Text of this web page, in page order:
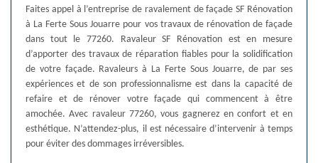
Faites appel à l’entreprise de ravalement de façade SF Rénovation
à La Ferte Sous Jouarre pour vos travaux de rénovation de façade
dans tout le 77260. Ravaleur SF Rénovation est en mesure
d’apporter des travaux de réparation fiables pour la solidification
de votre façade. Ravaleurs à La Ferte Sous Jouarre, de par ses
expériences et de son professionnalisme est dans la capacité de
refaire et de rénover votre façade qui commencent à être
amochée. Avec ravaleur 77260, vous gagnerez en confort et en
esthétique. N’attendez-plus, il est nécessaire d’intervenir à temps
pour éviter des dommages irréversibles.